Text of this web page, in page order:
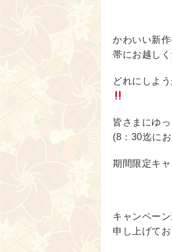
かわいい新
帯にお越しく
どれにしよ
皆さまにゆ
(8：30迄に
期間限定キ
キャンペー
申し上げてお